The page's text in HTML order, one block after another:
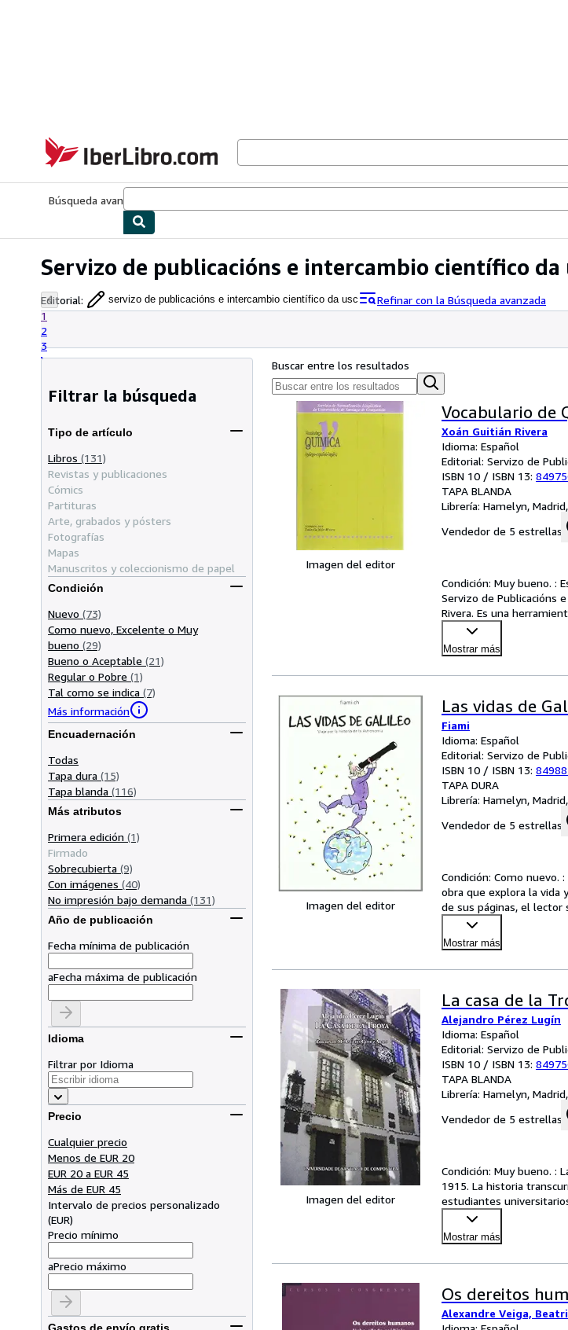
IberLibro.com
Búsqueda avanzada
Servizo de publicacións e intercambio científico da
Editorial: servizo de publicacións e intercambio científico da usc
Refinar con la Búsqueda avanzada
1
2
3
Filtrar la búsqueda
Tipo de artículo
Libros (131)
Revistas y publicaciones
Cómics
Partituras
Arte, grabados y pósters
Fotografías
Mapas
Manuscritos y coleccionismo de papel
Condición
Nuevo (73)
Como nuevo, Excelente o Muy
bueno (29)
Bueno o Aceptable (21)
Regular o Pobre (1)
Tal como se indica (7)
Más información
Encuadernación
Todas
Tapa dura (15)
Tapa blanda (116)
Más atributos
Primera edición (1)
Firmado
Sobrecubierta (9)
Con imágenes (40)
No impresión bajo demanda (131)
Año de publicación
Fecha mínima de publicación
aFecha máxima de publicación
Idioma
Filtrar por Idioma
Precio
Cualquier precio
Menos de EUR 20
EUR 20 a EUR 45
Más de EUR 45
Intervalo de precios personalizado
(EUR)
Precio mínimo
aPrecio máximo
Buscar entre los resultados
Imagen del editor
Vocabulario de
Xoán Guitián Rivera
Idioma: Español
Editorial: Servizo de
ISBN 10 / ISBN 13:
TAPA BLANDA
Librería: Hamelyn,
Vendedor de 5 estrellas
Condición: Muy bueno. :
Servizo de Publicacións
Rivera. Es una
Mostrar más
Imagen del editor
Las vidas de
Fiami
Idioma: Español
Editorial: Servizo de
ISBN 10 / ISBN 13:
TAPA DURA
Librería: Hamelyn,
Vendedor de 5 estrellas
Condición: Como nuevo.
obra que explora la vida
de sus páginas, el lector
Mostrar más
Imagen del editor
La casa de la
Alejandro Pérez Lugín
Idioma: Español
Editorial: Servizo de
ISBN 10 / ISBN 13:
TAPA BLANDA
Librería: Hamelyn,
Vendedor de 5 estrellas
Condición: Muy bueno. :
1915. La historia
estudiantes
Mostrar más
Os dereitos
Alexandre Veiga,